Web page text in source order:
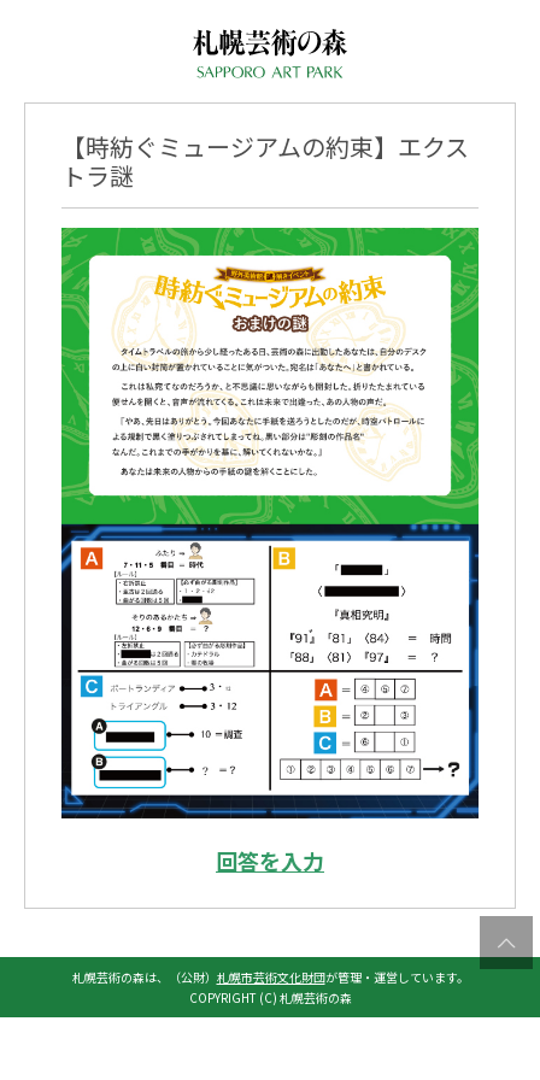
【時紡ぐミュージアムの約束】エクス
トラ謎
回答を入力
札幌芸術の森は、（公財） 札幌市芸術文化財団が管理・運営しています。
COPYRIGHT (C) 札幌芸術の森